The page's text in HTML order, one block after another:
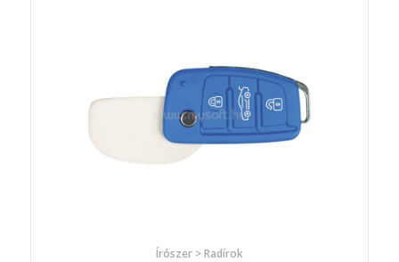
Írószer > Radírok